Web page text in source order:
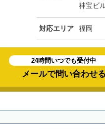
神宝ビ
対応エリア 福岡
24時間いつでも受付中
メールで問い合わせる